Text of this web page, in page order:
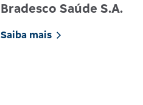
Bradesco Saúde S.A.
Saiba mais